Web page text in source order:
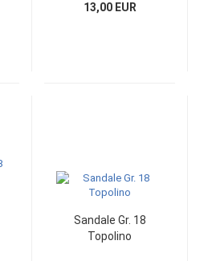
13,00 EUR
Sandale Gr. 18
Topolino